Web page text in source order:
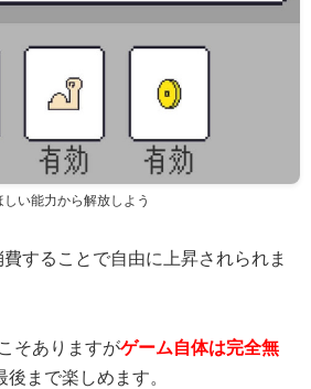
い能力から解放しよう
することで自由に上昇されられま
そありますがゲーム自体は完全無
まで楽しめます。